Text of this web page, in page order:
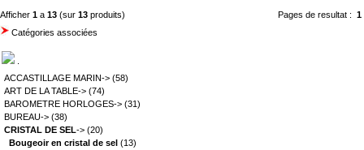
Pages de resultat : 1
Afficher 1 a 13 (sur 13 produits)
Catégories associées
ACCASTILLAGE MARIN-> (58)
ART DE LA TABLE-> (74)
BAROMETRE HORLOGES-> (31)
BUREAU-> (38)
CRISTAL DE SEL-> (20)
Bougeoir en cristal de sel (13)